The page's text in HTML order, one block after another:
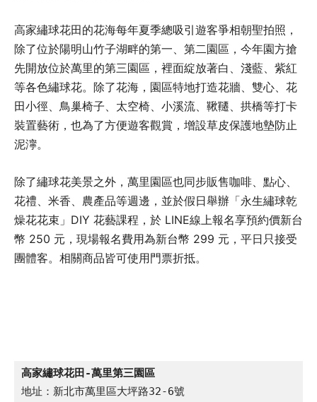
高家繡球花田的花海每年夏季總吸引遊客爭相朝聖拍照，
除了位於陽明山竹子湖畔的第一、第二園區，今年園方搶
先開放位於萬里的第三園區，裡面綻放著白、淺藍、紫紅
等各色繡球花。除了花海，園區特地打造花牆、雙心、花
田小徑、鳥巢椅子、太空椅、小溪流、鞦韆、拱橋等打卡
裝置藝術，也為了方便遊客觀賞，增設草皮保護地墊防止
泥濘。
除了繡球花美景之外，萬里園區也同步販售咖啡、點心、
花禮、米香、農產品等週邊，並於假日舉辦「永生繡球乾
燥花花束」DIY 花藝課程，於 LINE線上報名享預約價新台
幣 250 元，現場報名費用為新台幣 299 元，平日只接受
團體客。相關商品皆可使用門票折抵。
高家繡球花田-萬里第三園區
地址：新北市萬里區大坪路32-6號